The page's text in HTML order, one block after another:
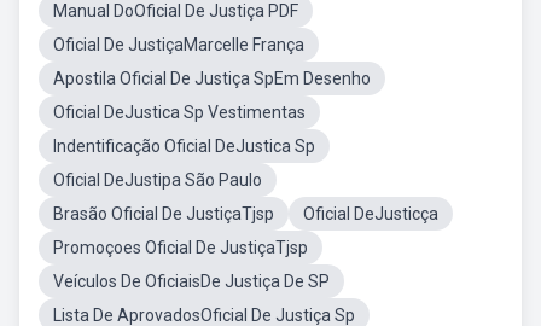
Manual DoOficial De Justiça PDF
Oficial De JustiçaMarcelle França
Apostila Oficial De Justiça SpEm Desenho
Oficial DeJustica Sp Vestimentas
Indentificação Oficial DeJustica Sp
Oficial DeJustipa São Paulo
Brasão Oficial De JustiçaTjsp
Oficial DeJusticça
Promoçoes Oficial De JustiçaTjsp
Veículos De OficiaisDe Justiça De SP
Lista De AprovadosOficial De Justiça Sp